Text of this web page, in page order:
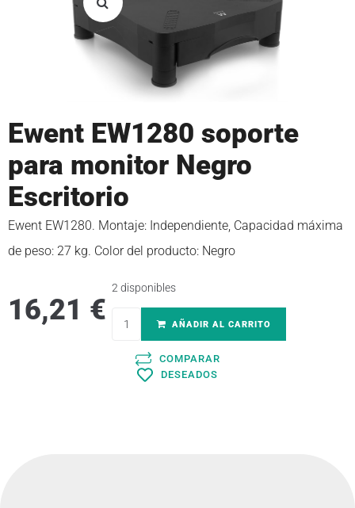
Ewent EW1280 soporte
para monitor Negro
Escritorio
Ewent EW1280. Montaje: Independiente, Capacidad máxima
de peso: 27 kg. Color del producto: Negro
16,21 €
2 disponibles
AÑADIR AL CARRITO
COMPARAR
DESEADOS